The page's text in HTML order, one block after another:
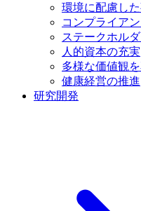
環境に配慮し
コンプライア
ステークホル
人的資本の充実
多様な価値観
健康経営の推進
研究開発